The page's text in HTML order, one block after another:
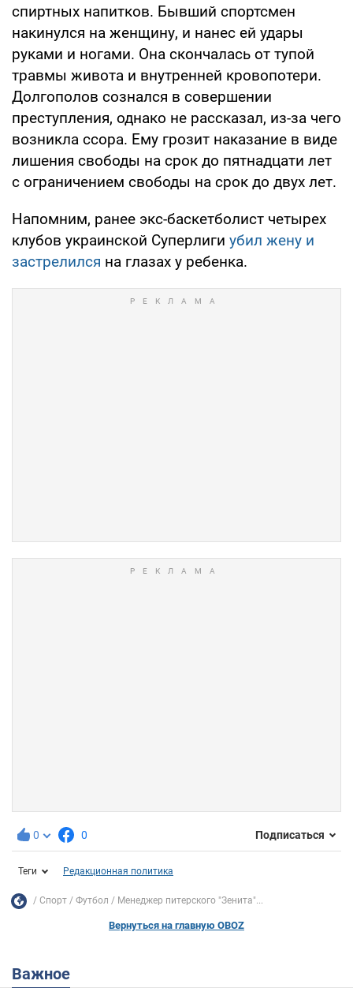
спиртных напитков. Бывший спортсмен
накинулся на женщину, и нанес ей удары
руками и ногами. Она скончалась от тупой
травмы живота и внутренней кровопотери.
Долгополов сознался в совершении
преступления, однако не рассказал, из-за чего
возникла ссора. Ему грозит наказание в виде
лишения свободы на срок до пятнадцати лет
с ограничением свободы на срок до двух лет.
Напомним, ранее экс-баскетболист четырех
клубов украинской Суперлиги убил жену и
застрелился на глазах у ребенка.
0 0 Подписаться
Теги Редакционная политика
Спорт Футбол Менеджер питерского "Зенита"...
Вернуться на главную OBOZ
Важное